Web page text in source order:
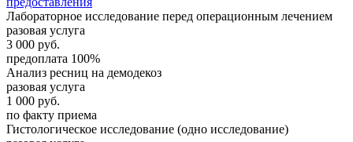
Лабораторное исследование перед операционным лечением
разовая услуга
3 000 руб.
предоплата 100%
Анализ ресниц на демодекоз
разовая услуга
1 000 руб.
по факту приема
Гистологическое исследование (одно исследование)